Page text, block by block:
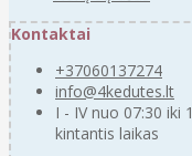
Kontaktai
+37060137274
info@4kedutes.lt
I - IV nuo 07:30 iki
kintantis laikas